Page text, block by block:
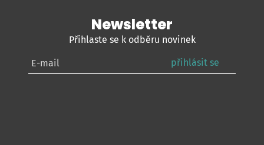
Newsletter
Přihlaste se k odběru novinek
přihlásit se